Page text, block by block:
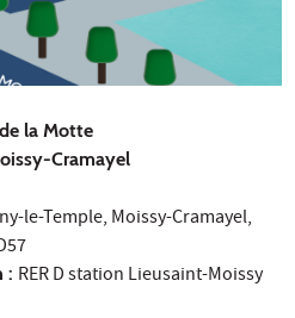
la Motte
Cramayel
le-Temple, Moissy-Cramayel,
: RER D station Lieusaint-Moissy